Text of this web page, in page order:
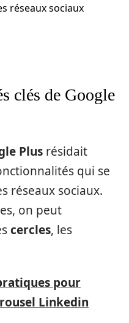
réseaux sociaux
clés de Google
Plus résidait
qui se
réseaux sociaux.
on peut
cercles, les
pour
Linkedin